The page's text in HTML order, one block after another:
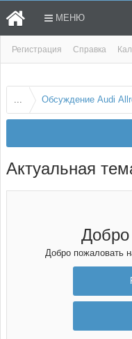
Регистрация Справка
МЕНЮ
... Обсуждение Audi
Актуальная
Добро
Добро пожаловать